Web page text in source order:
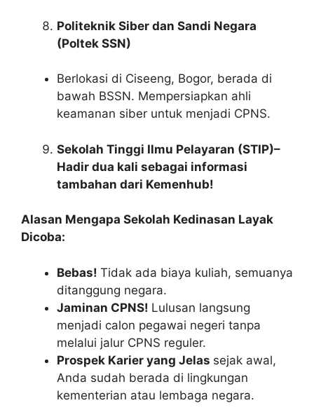
Politeknik Siber dan Sandi Negara
(Poltek SSN)
Berlokasi di Ciseeng, Bogor, berada di
bawah BSSN. Mempersiapkan ahli
keamanan siber untuk menjadi CPNS.
Sekolah Tinggi Ilmu Pelayaran (STIP)–
Hadir dua kali sebagai informasi
tambahan dari Kemenhub!
Alasan Mengapa Sekolah Kedinasan Layak
Dicoba:
Bebas! Tidak ada biaya kuliah, semuanya
ditanggung negara.
Jaminan CPNS! Lulusan langsung
menjadi calon pegawai negeri tanpa
melalui jalur CPNS reguler.
Prospek Karier yang Jelas sejak awal,
Anda sudah berada di lingkungan
kementerian atau lembaga negara.